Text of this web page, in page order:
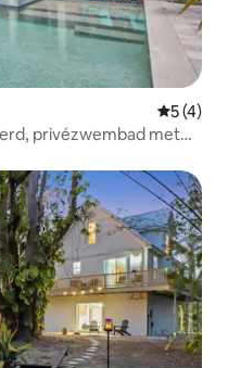
5 (4)
privézwembad met